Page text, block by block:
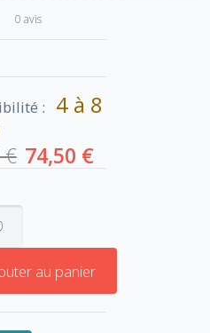
0 avis
: 4 à 8
€ 74,50 €
au panier